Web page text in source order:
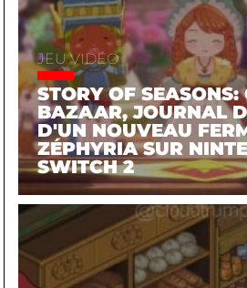
JEU VIDÉO
STORY OF SEASONS:
BAZAAR, JOURNAL
D'UN NOUVEAU
ZÉPHYRIA SUR
SWITCH 2